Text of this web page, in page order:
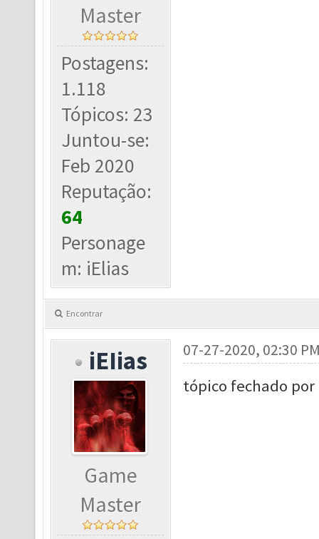
Master
Postagens:
1.118
Tópicos: 23
Juntou-se:
Feb 2020
Reputação:
64
Personage
m: iElias
Encontrar
iEIias
Game
Master
07-27-2020, 02:30
tópico fechado